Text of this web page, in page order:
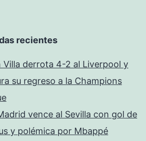
recientes
Villa derrota 4-2 al Liverpool y
su regreso a la Champions
vence al Sevilla con gol de
y polémica por Mbappé